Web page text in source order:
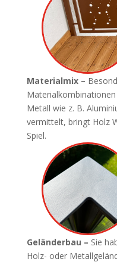
Materialmix –
Metall wie z. B.
vermittelt, bringt Holz
Spiel.
Geländerbau – Sie
Holz- oder